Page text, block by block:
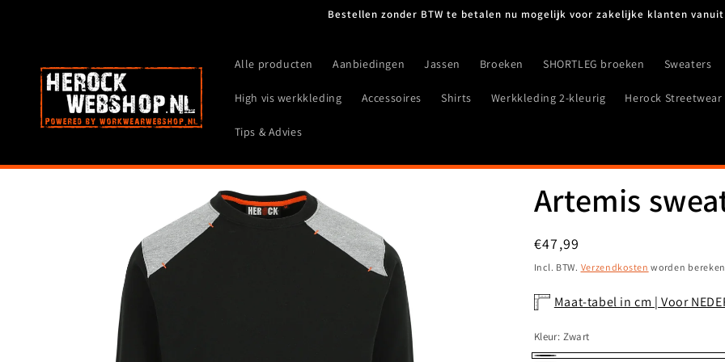
Bestellen zonder BTW te betalen nu mogelijk voor zakelijke klanten
Alle producten Aanbiedingen Jassen Broeken SHORTLEG broeken Sweaters
High vis werkkleding Accessoires Shirts Werkkleding 2-kleurig Herock Streetwear
Tips & Advies
Artemis
Normale
prijs
€47,99
Incl. BTW. Verzendkosten worden
Maat-tabel in cm | Voor
Kleur: Zwart